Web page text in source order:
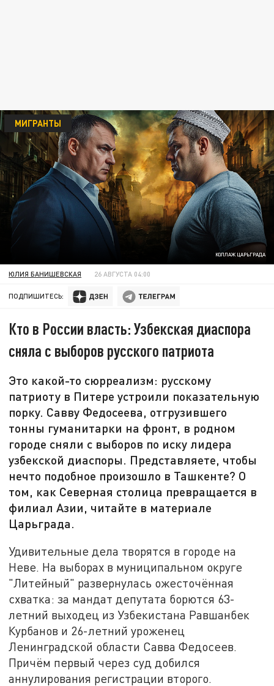
КОЛЛАЖ ЦАРЬГРАДА
МИГРАНТЫ
ЮЛИЯ БАНИШЕВСКАЯ 26 АВГУСТА 04:00
ПОДПИШИТЕСЬ:
Кто в России власть: Узбекская диаспора
сняла с выборов русского патриота
Это какой-то сюрреализм: русскому
патриоту в Питере устроили показательную
порку. Савву Федосеева, отгрузившего
тонны гуманитарки на фронт, в родном
городе сняли с выборов по иску лидера
узбекской диаспоры. Представляете, чтобы
нечто подобное произошло в Ташкенте? О
том, как Северная столица превращается в
филиал Азии, читайте в материале
Царьграда.
Удивительные дела творятся в городе на
Неве. На выборах в муниципальном округе
"Литейный" развернулась ожесточённая
схватка: за мандат депутата борются 63-
летний выходец из Узбекистана Равшанбек
Курбанов и 26-летний уроженец
Ленинградской области Савва Федосеев.
Причём первый через суд добился
аннулирования регистрации второго.